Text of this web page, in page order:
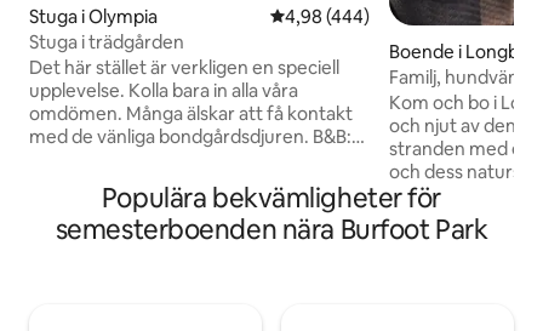
Stuga i Olympia 4,98 av 5 i genomsnittligt
4,98 (444)
Stuga i trädgården
Det här stället är verkligen en speciell
upplevelse. Kolla bara in alla våra
omdömen. Många älskar att få kontakt
med de vänliga bondgårdsdjuren. B&B:t
exceptionella trädgårdarna ger intrycket
av att vi är flera mil bort från staden,
men alla tjänster finns inom 2 miles. Bara
Boende i
Familj,
vattnet
Kom och bo i
och njut av
stranden med ett
och dess
Rainier. Denna
från mitten av
över 1,5 tunnland
Populära bekvämligheter för
semesterboenden nära Burfoot Park